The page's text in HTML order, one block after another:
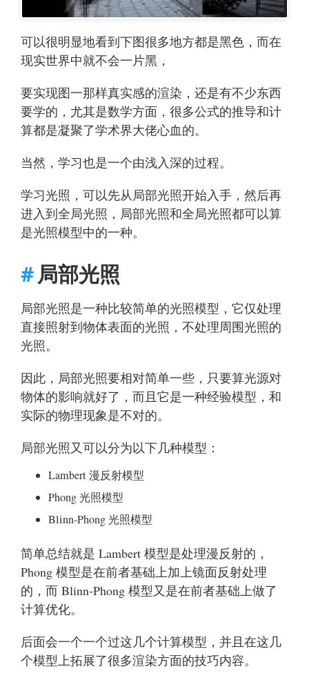
可以很明显地看到下图很多地方都是黑色，而在
现实世界中就不会一片黑，
要实现图一那样真实感的渲染，还是有不少东西
要学的，尤其是数学方面，很多公式的推导和计
算都是凝聚了学术界大佬心血的。
当然，学习也是一个由浅入深的过程。
学习光照，可以先从局部光照开始入手，然后再
进入到全局光照，局部光照和全局光照都可以算
是光照模型中的一种。
局部光照
局部光照是一种比较简单的光照模型，它仅处理
直接照射到物体表面的光照，不处理周围光照的
光照。
因此，局部光照要相对简单一些，只要算光源对
物体的影响就好了，而且它是一种经验模型，和
实际的物理现象是不对的。
局部光照又可以分为以下几种模型：
Lambert 漫反射模型
Phong 光照模型
Blinn-Phong 光照模型
简单总结就是 Lambert 模型是处理漫反射的，
Phong 模型是在前者基础上加上镜面反射处理
的，而 Blinn-Phong 模型又是在前者基础上做了
计算优化。
后面会一个一个过这几个计算模型，并且在这几
个模型上拓展了很多渲染方面的技巧内容。